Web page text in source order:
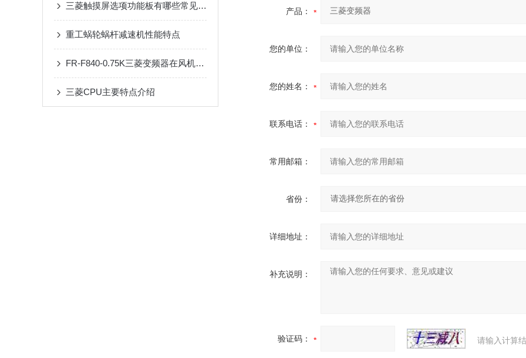
三菱触摸屏选项功能板有哪些常见问题？
重工蜗轮蜗杆减速机性能特点
FR-F840-0.75K三菱变频器在风机水泵中的节能实测分析
三菱CPU主要特点介绍
产品：
您的单位：
您的姓名：
联系电话：
常用邮箱：
省份：
详细地址：
补充说明：
验证码： 请输入计算